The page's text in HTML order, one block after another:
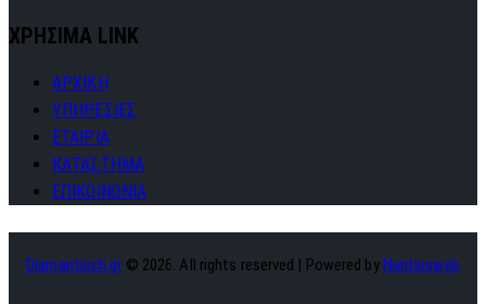
ΧΡΗΣΙΜΑ LINK
ΑΡΧΙΚΗ
ΥΠΗΡΕΣΙΕΣ
ΕΤΑΙΡΙΑ
ΚΑΤΑΣΤΗΜΑ
ΕΠΙΚΟΙΝΩΝΙΑ
Diamantisch.gr © 2026. All rights reserved | Powered byNuntiusweb